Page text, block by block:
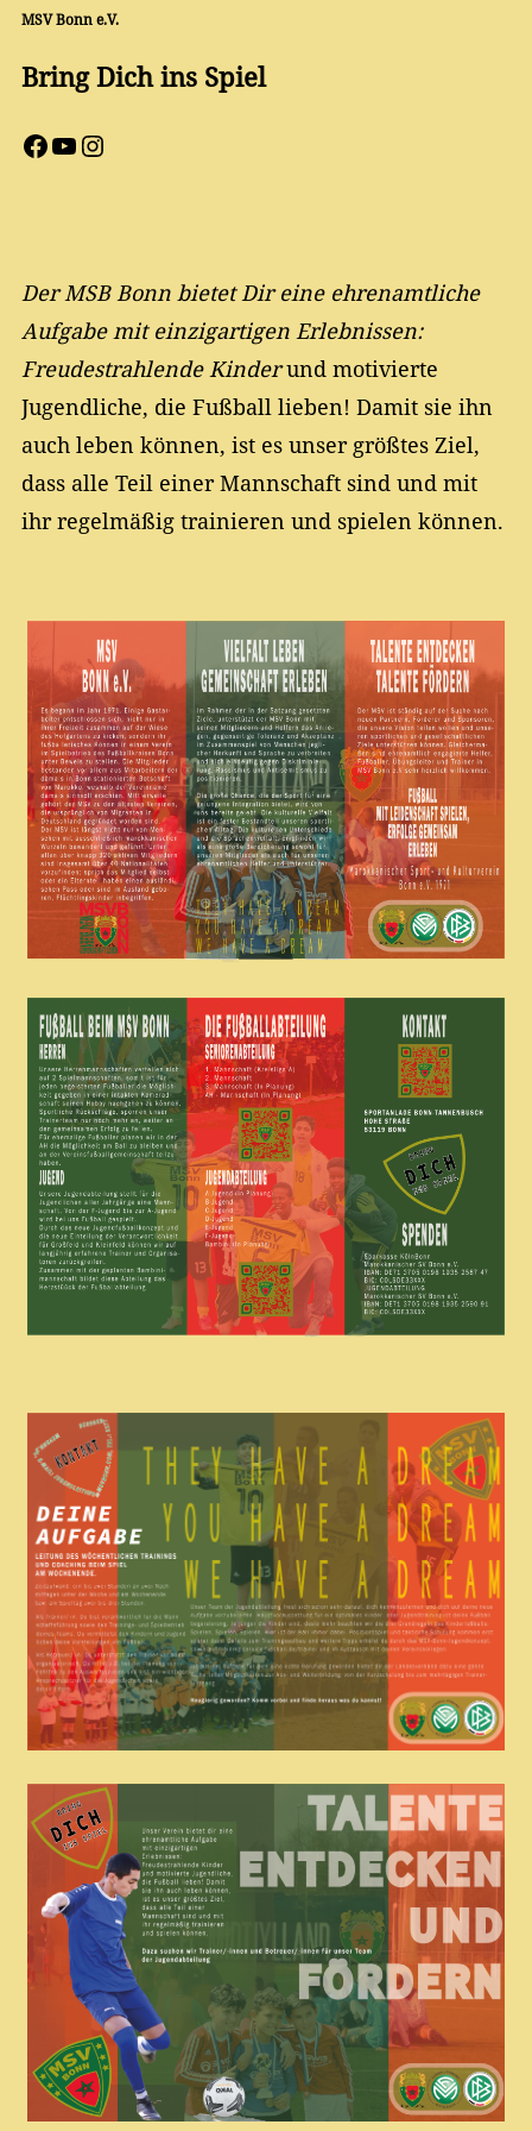
MSV Bonn e.V.
Bring Dich ins Spiel
Facebook YouTube Instagram
Der MSB Bonn bietet Dir eine ehrenamtliche
Aufgabe mit einzigartigen Erlebnissen:
Freudestrahlende Kinderund motivierte
Jugendliche, die Fußball lieben! Damit sie ihn
auch leben können, ist es unser größtes Ziel,
dass alle Teil einer Mannschaft sind und mit
ihr regelmäßig trainieren und spielen können.